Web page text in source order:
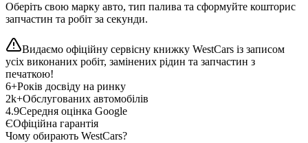
Оберіть свою марку авто, тип палива та сформуйте кошторис
запчастин та робіт за секунди.
Видаємо офіційну сервісну книжку WestCars із записом
усіх виконаних робіт, замінених рідин та запчастин з
печаткою!
6+Років досвіду на ринку
2k+Обслугованих автомобілів
4.9Середня оцінка Google
ЄОфіційна гарантія
Чому обирають WestCars?